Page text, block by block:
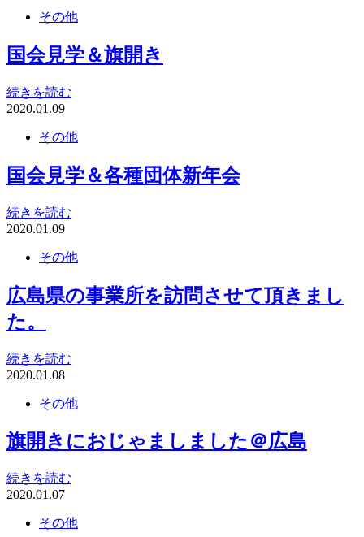
その他
国会見学＆旗開き
続きを読む
2020.01.09
その他
国会見学＆各種団体新年会
続きを読む
2020.01.09
その他
広島県の事業所を訪問させて頂きまし
た。
続きを読む
2020.01.08
その他
旗開きにおじゃましました＠広島
続きを読む
2020.01.07
その他